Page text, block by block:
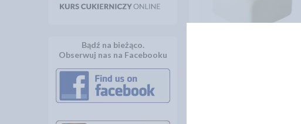
Bądź na bieżąco.
Obserwuj nas na Facebooku